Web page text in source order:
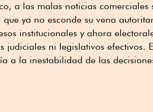
a las malas noticias
que ya no esconde su vena
institucionales y ahora
judiciales ni legislativos efectivos.
a la inestabilidad de las